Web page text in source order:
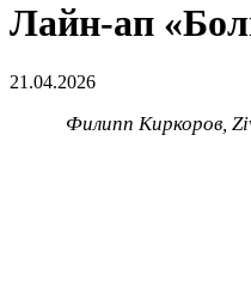
Лайн-ап
21.04.2026
Филипп Киркоров,